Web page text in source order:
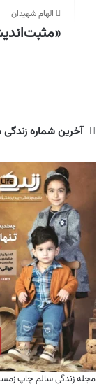
الهام شهیدان
آخرین شماره
مجله زندگی سالم چاپ زمستان